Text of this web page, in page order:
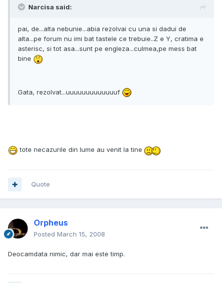
Narcisa said:
pai, de...alta nebunie...abia rezolvai cu una si dadui de
alta...pe forum nu imi bat tastele ce trebuie..Z e Y, cratima e
asterisc, si tot asa...sunt pe engleza...culmea,pe mess bat
bine
Gata, rezolvat...uuuuuuuuuuuuuf
tote necazurile din lume au venit la tine
Quote
Orpheus
Posted March 15, 2008
Deocamdata nimic, dar mai este timp.